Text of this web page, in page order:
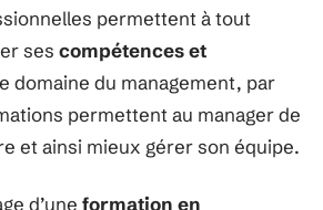
permettent à tout
ses compétences et
domaine du management, par
permettent au manager de
et ainsi mieux gérer son équipe.
d’une formation en